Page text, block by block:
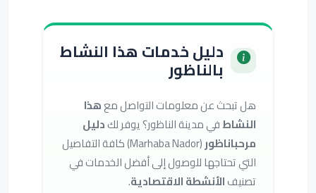
دليل خدمات هذا النشاط
بالناظور
هل تبحث عن معلومات التواصل معهذا
النشاطفي مدينة الناظور؟ يوفر لكدليل
مرحباناظور
(Marhaba Nador) كافة التفاصيل
التي تحتاجها للوصول إلى أفضل الخدمات في
تصنيفالأنشطة الاقتصادية.